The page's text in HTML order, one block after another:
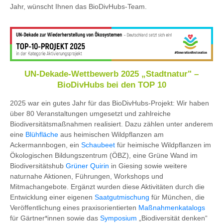
Jahr, wünscht Ihnen das BioDivHubs-Team.
UN-Dekade-Wettbewerb 2025 „Stadtnatur" –
BioDivHubs bei den TOP 10
2025 war ein gutes Jahr für das BioDivHubs-Projekt: Wir haben
über 80 Veranstaltungen umgesetzt und zahlreiche
Biodiversitätsmaßnahmen realisiert. Dazu zählen unter anderem
eine Blühfläche aus heimischen Wildpflanzen am
Ackermannbogen, ein Schaubeet für heimische Wildpflanzen im
Ökologischen Bildungszentrum (ÖBZ), eine Grüne Wand im
Biodiversitätshub Grüner Quirin in Giesing sowie weitere
naturnahe Aktionen, Führungen, Workshops und
Mitmachangebote. Ergänzt wurden diese Aktivitäten durch die
Entwicklung einer eigenen Saatgutmischung für München, die
Veröffentlichung eines praxisorientierten Maßnahmenkatalogs
für Gärtner*innen sowie das Symposium „Biodiversität denken“